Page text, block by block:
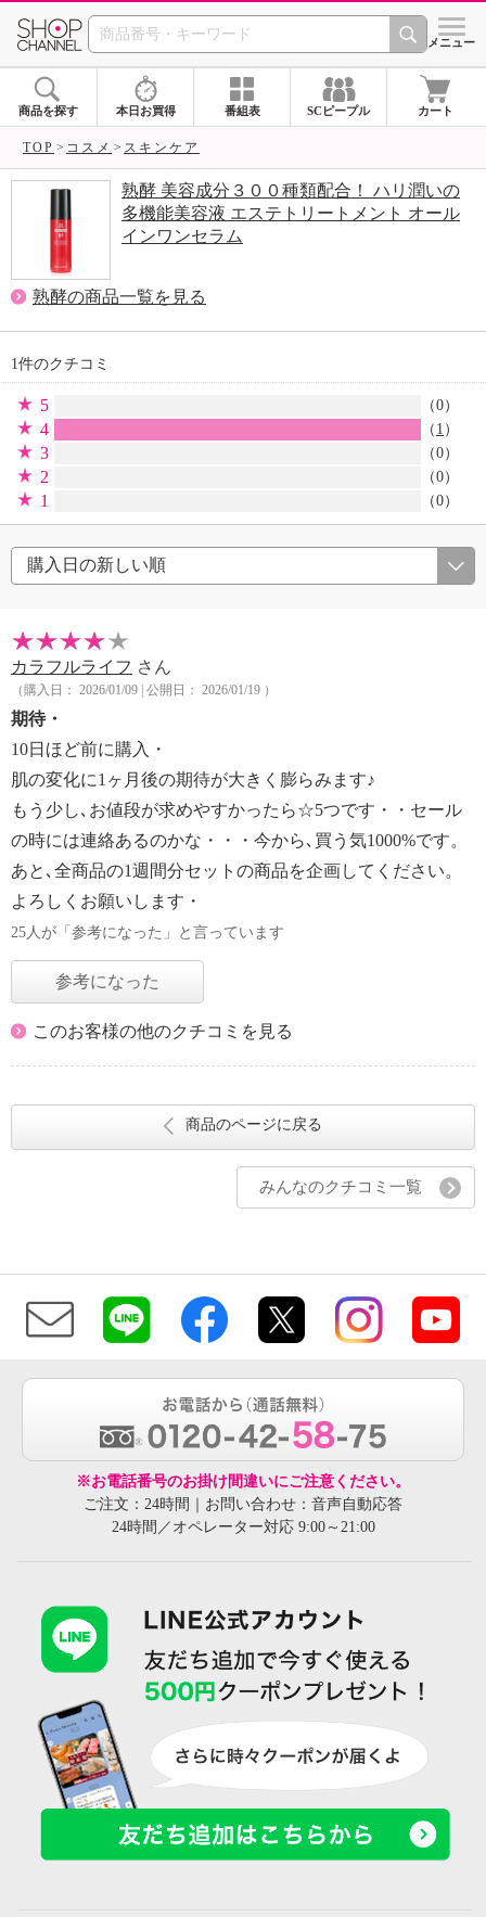
SHOP CHANNEL シメニュー
商品を探す 本日お買得 番組表 SCピープル カート
TOP コスメ スキンケア
熟酵 美容成分３００種類配合！ ハリ潤いの
多機能美容液 エステトリートメント オール
インワンセラム
熟酵の商品一覧を見る
1件のクチコミ
5 （0）
4 （ 1 ）
3 （0）
2 （0）
1 （0）
カラフルライフ さん
（購入日： 2026/01/09 | 公開日： 2026/01/19 ）
期待・
10日ほど前に購入・
肌の変化に1ヶ月後の期待が大きく膨らみます♪
もう少し､お値段が求めやすかったら☆5つです・・セール
の時には連絡あるのかな・・・今から､買う気1000%です。
あと､全商品の1週間分セットの商品を企画してください。
よろしくお願いします・
25人が「参考になった」と言っています
参考になった
このお客様の他のクチコミを見る
商品のページに戻る
みんなのクチコミ一覧
※お電話番号のお掛け間違いにご注意ください。
ご注文：24時間｜お問い合わせ：音声自動応答
24時間／オペレーター対応 9:00～21:00